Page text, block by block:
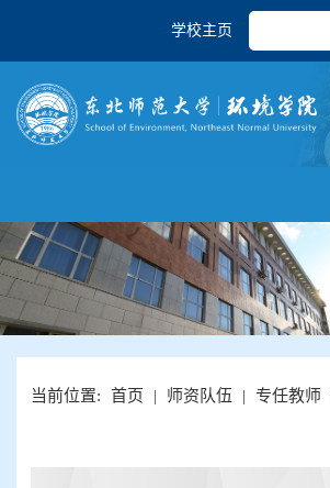
学校主页
当前位置: 首页 | 师资队伍 | 专任教师